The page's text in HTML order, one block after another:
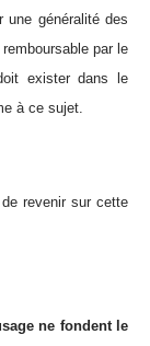
une généralité des
par le
exister dans le
à ce sujet.
revenir sur cette
ne fondent le